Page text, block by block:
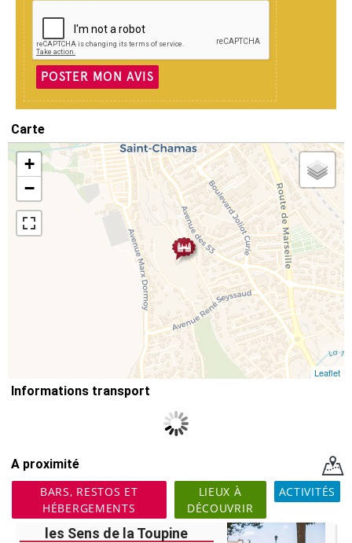
POSTER MON AVIS
Carte
+
−
Leaflet
Informations transport
A proximité
BARS, RESTOS ET
HÉBERGEMENTS
LIEUX À
DÉCOUVRIR
ACTIVITÉS
les Sens de la Toupine